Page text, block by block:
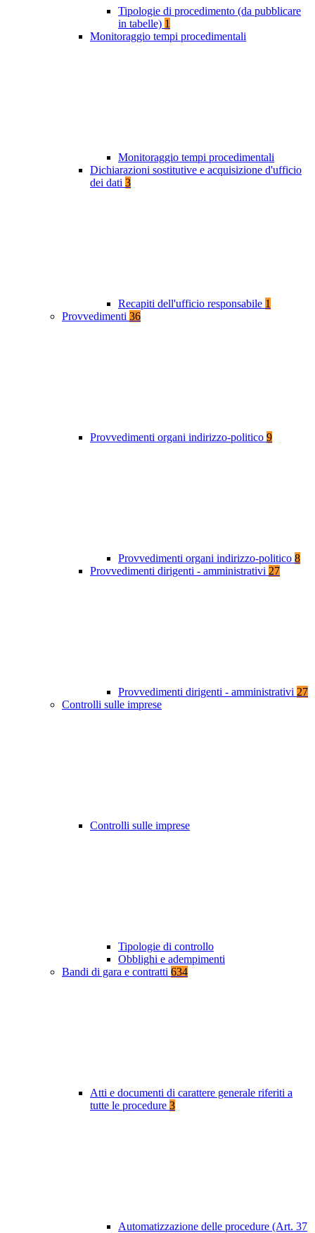
Tipologie di procedimento (da pubblicare
in tabelle) 1
Monitoraggio tempi procedimentali
Monitoraggio tempi procedimentali
Dichiarazioni sostitutive e acquisizione d'ufficio
dei dati 3
Recapiti dell'ufficio responsabile 1
Provvedimenti 36
Provvedimenti organi indirizzo-politico 9
Provvedimenti organi indirizzo-politico 8
Provvedimenti dirigenti - amministrativi 27
Provvedimenti dirigenti - amministrativi 27
Controlli sulle imprese
Controlli sulle imprese
Tipologie di controllo
Obblighi e adempimenti
Bandi di gara e contratti 634
Atti e documenti di carattere generale riferiti a
tutte le procedure 3
Automatizzazione delle procedure (Art. 37